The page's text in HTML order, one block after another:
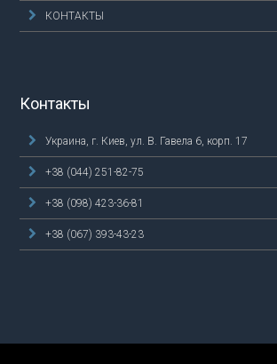
КОНТАКТЫ
Контакты
Украина, г. Киев, ул. В. Гавела 6, корп. 17
+38 (044) 251-82-75
+38 (098) 423-36-81
+38 (067) 393-43-23